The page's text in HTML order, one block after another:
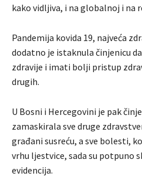
kako vidljiva, i na globalnoj i na
Pandemija kovida 19, najveća
dodatno je istaknula činjenicu
zdravije i imati bolji pristup
drugih.
U Bosni i Hercegovini je pak
zamaskirala sve druge
građani susreću, a sve bolesti,
vrhu ljestvice, sada su potpuno
evidencija.